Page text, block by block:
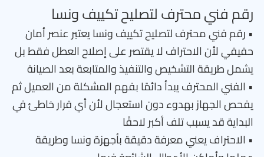
رقم فني محترف لتصليح تكييف ونسا
• رقم فني محترف لتصليح تكييف ونسا يعتبر عنصر أمان
حقيقي لأن الاحتراف لا يقتصر على إصلاح العطل فقط بل
يشمل طريقة التشخيص والتنفيذ والمتابعة بعد الصيانة
• الفني المحترف يبدأ دائمًا بفهم المشكلة من العميل ثم
يفحص الجهاز بهدوء دون استعجال لأن أي قرار خاطئ في
البداية قد يسبب تلف أكبر لاحقًا
• الاحتراف يعني معرفة دقيقة بأجهزة ونسا وطريقة